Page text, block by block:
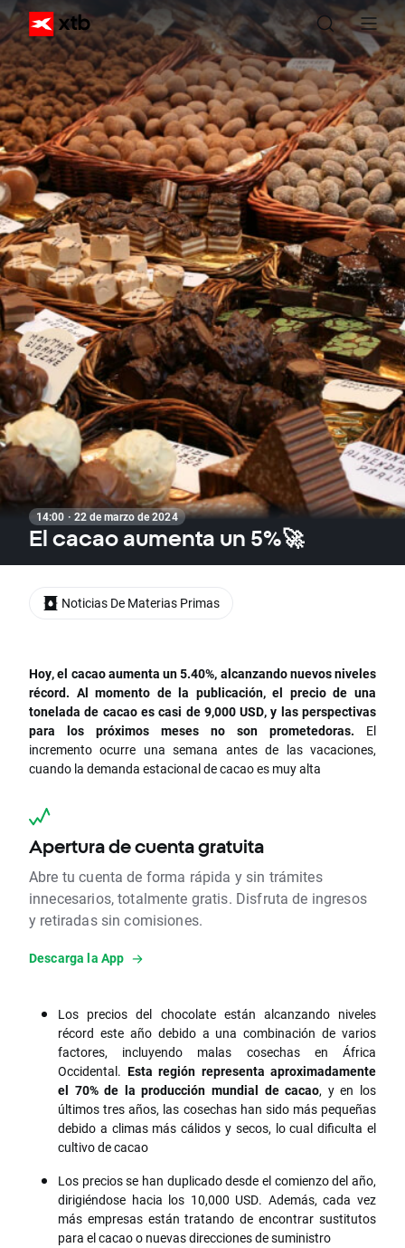
14:00 · 22 de marzo de 2024
El cacao aumenta un 5%🚀
Hoy, el cacao aumenta un 5.40%, alcanzando nuevos niveles
récord. Al momento de la publicación, el precio de una
tonelada de cacao es casi de 9,000 USD, y las perspectivas
para los próximos meses no son prometedoras. El
incremento ocurre una semana antes de las vacaciones,
cuando la demanda estacional de cacao es muy alta
Apertura de cuenta gratuita
Abre tu cuenta de forma rápida y sin trámites
innecesarios, totalmente gratis. Disfruta de ingresos
y retiradas sin comisiones.
Descarga la App
Los precios del chocolate están alcanzando niveles
récord este año debido a una combinación de varios
factores, incluyendo malas cosechas en África
Occidental. Esta región representa aproximadamente
el 70% de la producción mundial de cacao, y en los
últimos tres años, las cosechas han sido más pequeñas
debido a climas más cálidos y secos, lo cual dificulta el
cultivo de cacao
Los precios se han duplicado desde el comienzo del año,
dirigiéndose hacia los 10,000 USD. Además, cada vez
más empresas están tratando de encontrar sustitutos
para el cacao o nuevas direcciones de suministro
Noticias De Materias Primas